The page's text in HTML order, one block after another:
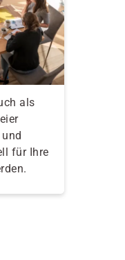
als
für Ihre